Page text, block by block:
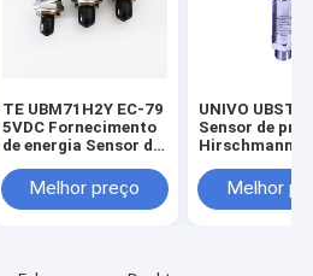
TE UBM71H2Y EC-79
5VDC Fornecimento
de energia Sensor de
armazenamento de
hidrogénio para
Melhor preço
UNIVO UBST-
Sensor de
Hirschmann
de nível de
para sensores
Melhor